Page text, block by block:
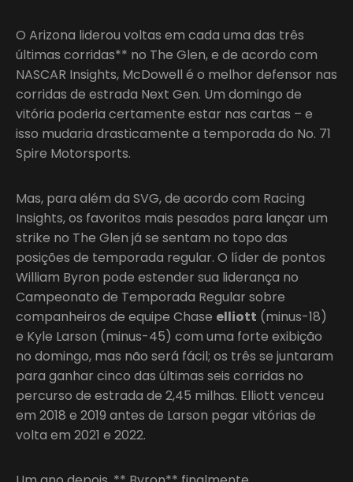
O Arizona liderou voltas em cada uma das três
últimas corridas** no The Glen, e de acordo com
NASCAR Insights, McDowell é o melhor defensor nas
corridas de estrada Next Gen. Um domingo de
vitória poderia certamente estar nas cartas – e
isso mudaria drasticamente a temporada do No. 71
Spire Motorsports.
Mas, para além da SVG, de acordo com Racing
Insights, os favoritos mais pesados para lançar um
strike no The Glen já se sentam no topo das
posições de temporada regular. O líder de pontos
William Byron pode estender sua liderança no
Campeonato de Temporada Regular sobre
companheiros de equipe Chase elliott (minus-18)
e Kyle Larson (minus-45) com uma forte exibição
no domingo, mas não será fácil; os três se juntaram
para ganhar cinco das últimas seis corridas no
percurso de estrada de 2,45 milhas. Elliott venceu
em 2018 e 2019 antes de Larson pegar vitórias de
volta em 2021 e 2022.